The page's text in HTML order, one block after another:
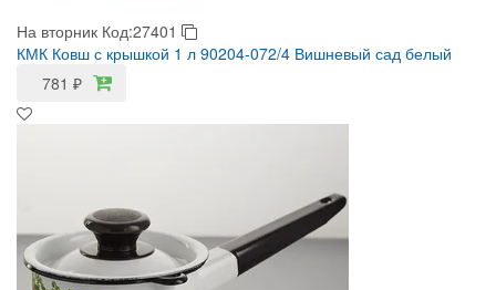
На вторник Код:27401
КМК Ковш с крышкой 1 л 90204-072/4 Вишневый сад белый
781 ₽